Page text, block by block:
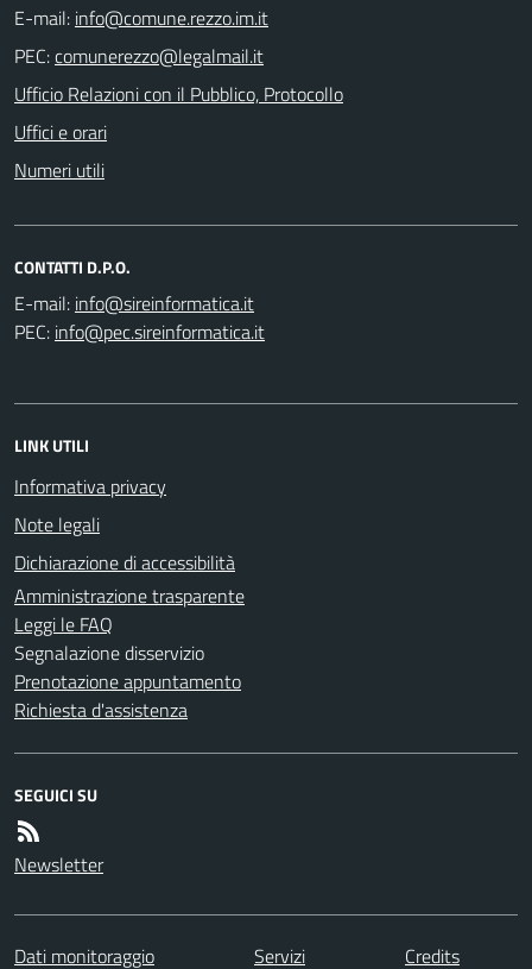
E-mail:
PEC:
Ufficio Relazioni con il Pubblico, Protocollo
Uffici e orari
Numeri utili
CONTATTI D.P.O.
E-mail:
PEC:
LINK UTILI
Informativa privacy
Note legali
Dichiarazione di accessibilità
Amministrazione trasparente
Leggi le FAQ
Segnalazione disservizio
Prenotazione appuntamento
Richiesta d'assistenza
SEGUICI SU
Newsletter
Dati monitoraggio Servizi Credits